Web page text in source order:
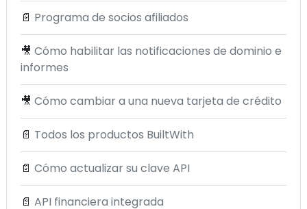
📄 Programa de socios afiliados
🎥 Cómo habilitar las notificaciones de dominio e
informes
🎥 Cómo cambiar a una nueva tarjeta de crédito
📄 Todos los productos BuiltWith
📄 Cómo actualizar su clave API
📄 API financiera integrada